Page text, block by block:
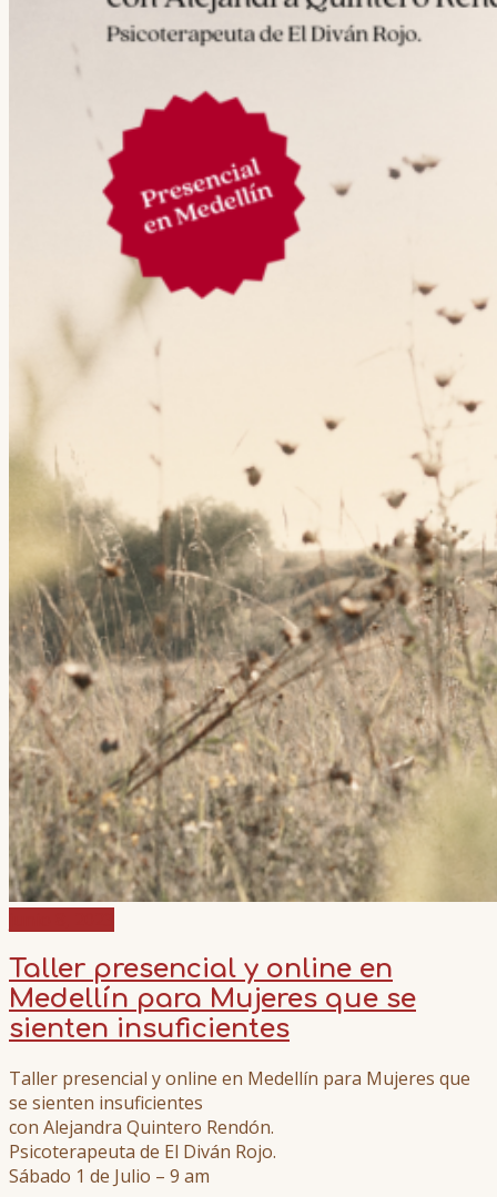
Taller presencial y online en
Medellín para Mujeres que se
sienten insuficientes
Taller presencial y online en Medellín para Mujeres que
se sienten insuficientes
con Alejandra Quintero Rendón.
Psicoterapeuta de El Diván Rojo.
Sábado 1 de Julio – 9 am